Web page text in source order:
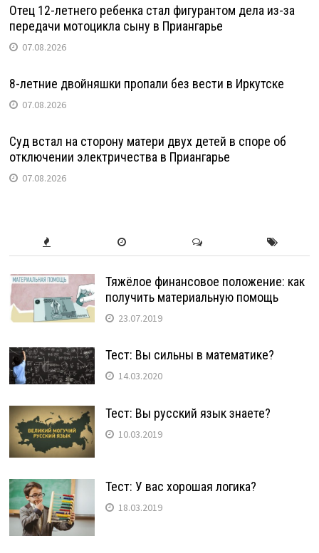
Отец 12-летнего ребенка стал фигурантом дела из-за
передачи мотоцикла сыну в Приангарье
07.08.2026
8-летние двойняшки пропали без вести в Иркутске
07.08.2026
Суд встал на сторону матери двух детей в споре об
отключении электричества в Приангарье
07.08.2026
Тяжёлое финансовое положение: как
получить материальную помощь
23.07.2019
Тест: Вы сильны в математике?
14.03.2020
Тест: Вы русский язык знаете?
10.03.2019
Тест: У вас хорошая логика?
18.03.2019